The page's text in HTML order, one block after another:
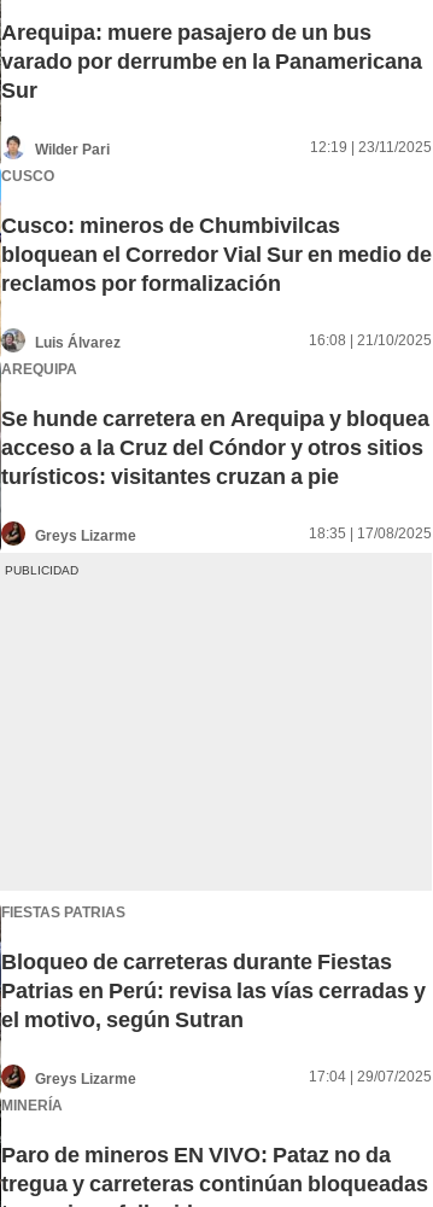
Arequipa: muere pasajero de un bus
varado por derrumbe en la Panamericana
Sur
Wilder Pari
12:19 | 23/11/2025
CUSCO
Cusco: mineros de Chumbivilcas
bloquean el Corredor Vial Sur en medio de
reclamos por formalización
Luis Álvarez
16:08 | 21/10/2025
AREQUIPA
Se hunde carretera en Arequipa y bloquea
acceso a la Cruz del Cóndor y otros sitios
turísticos: visitantes cruzan a pie
Greys Lizarme 18:35 | 17/08/2025
FIESTAS PATRIAS
Bloqueo de carreteras durante Fiestas
Patrias en Perú: revisa las vías cerradas y
el motivo, según Sutran
Greys Lizarme
17:04 | 29/07/2025
MINERÍA
Paro de mineros EN VIVO: Pataz no da
tregua y carreteras continúan bloqueadas